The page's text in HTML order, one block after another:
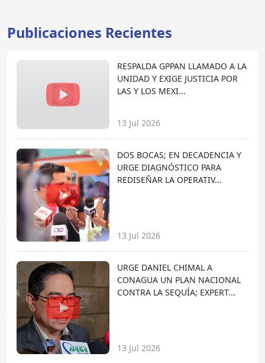
Publicaciones Recientes
RESPALDA GPPAN LLAMADO A LA
UNIDAD Y EXIGE JUSTICIA POR
LAS Y LOS MEXI...
13 Jul 2026
DOS BOCAS; EN DECADENCIA Y
URGE DIAGNÓSTICO PARA
REDISEÑAR LA OPERATIV...
13 Jul 2026
URGE DANIEL CHIMAL A
CONAGUA UN PLAN NACIONAL
CONTRA LA SEQUÍA; EXPERT...
13 Jul 2026